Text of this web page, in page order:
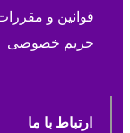
قوانین و مقررات
حریم خصوصی
ارتباط با ما